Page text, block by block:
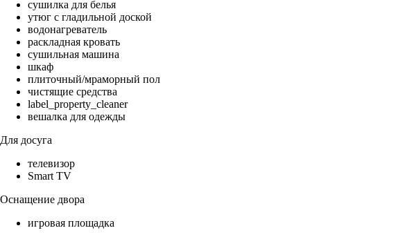
сушилка для белья
утюг с гладильной доской
водонагреватель
раскладная кровать
сушильная машина
шкаф
плиточный/мраморный пол
чистящие средства
label_property_cleaner
вешалка для одежды
Для досуга
телевизор
Smart TV
Оснащение двора
игровая площадка